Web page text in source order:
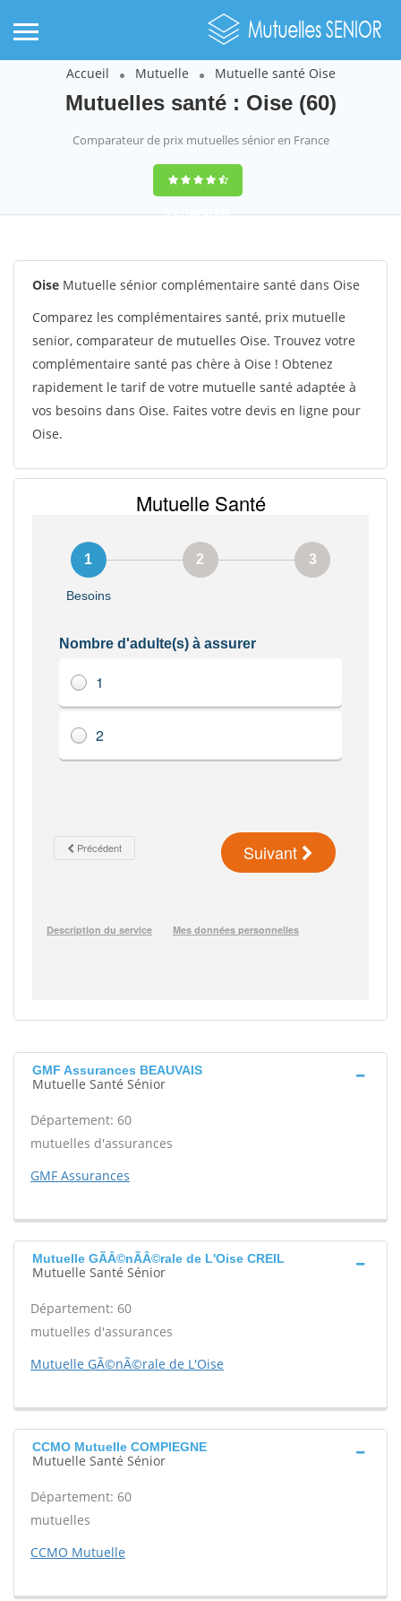
Accueil Mutuelle Mutuelle santé Oise
Mutuelles santé : Oise (60)
Comparateur de prix mutuelles sénior en France
9,2(100%)242
Oise Mutuelle sénior complémentaire santé dans Oise
Comparez les complémentaires santé, prix mutuelle
senior, comparateur de mutuelles Oise. Trouvez votre
complémentaire santé pas chère à Oise ! Obtenez
rapidement le tarif de votre mutuelle santé adaptée à
vos besoins dans Oise. Faites votre devis en ligne pour
Oise.
GMF Assurances BEAUVAIS
Mutuelle Santé Sénior
Département: 60
mutuelles d'assurances
GMF Assurances
Mutuelle GÃÂ©nÃÂ©rale de L'Oise CREIL
Mutuelle Santé Sénior
Département: 60
mutuelles d'assurances
Mutuelle GÃ©nÃ©rale de L'Oise
CCMO Mutuelle COMPIEGNE
Mutuelle Santé Sénior
Département: 60
mutuelles
CCMO Mutuelle